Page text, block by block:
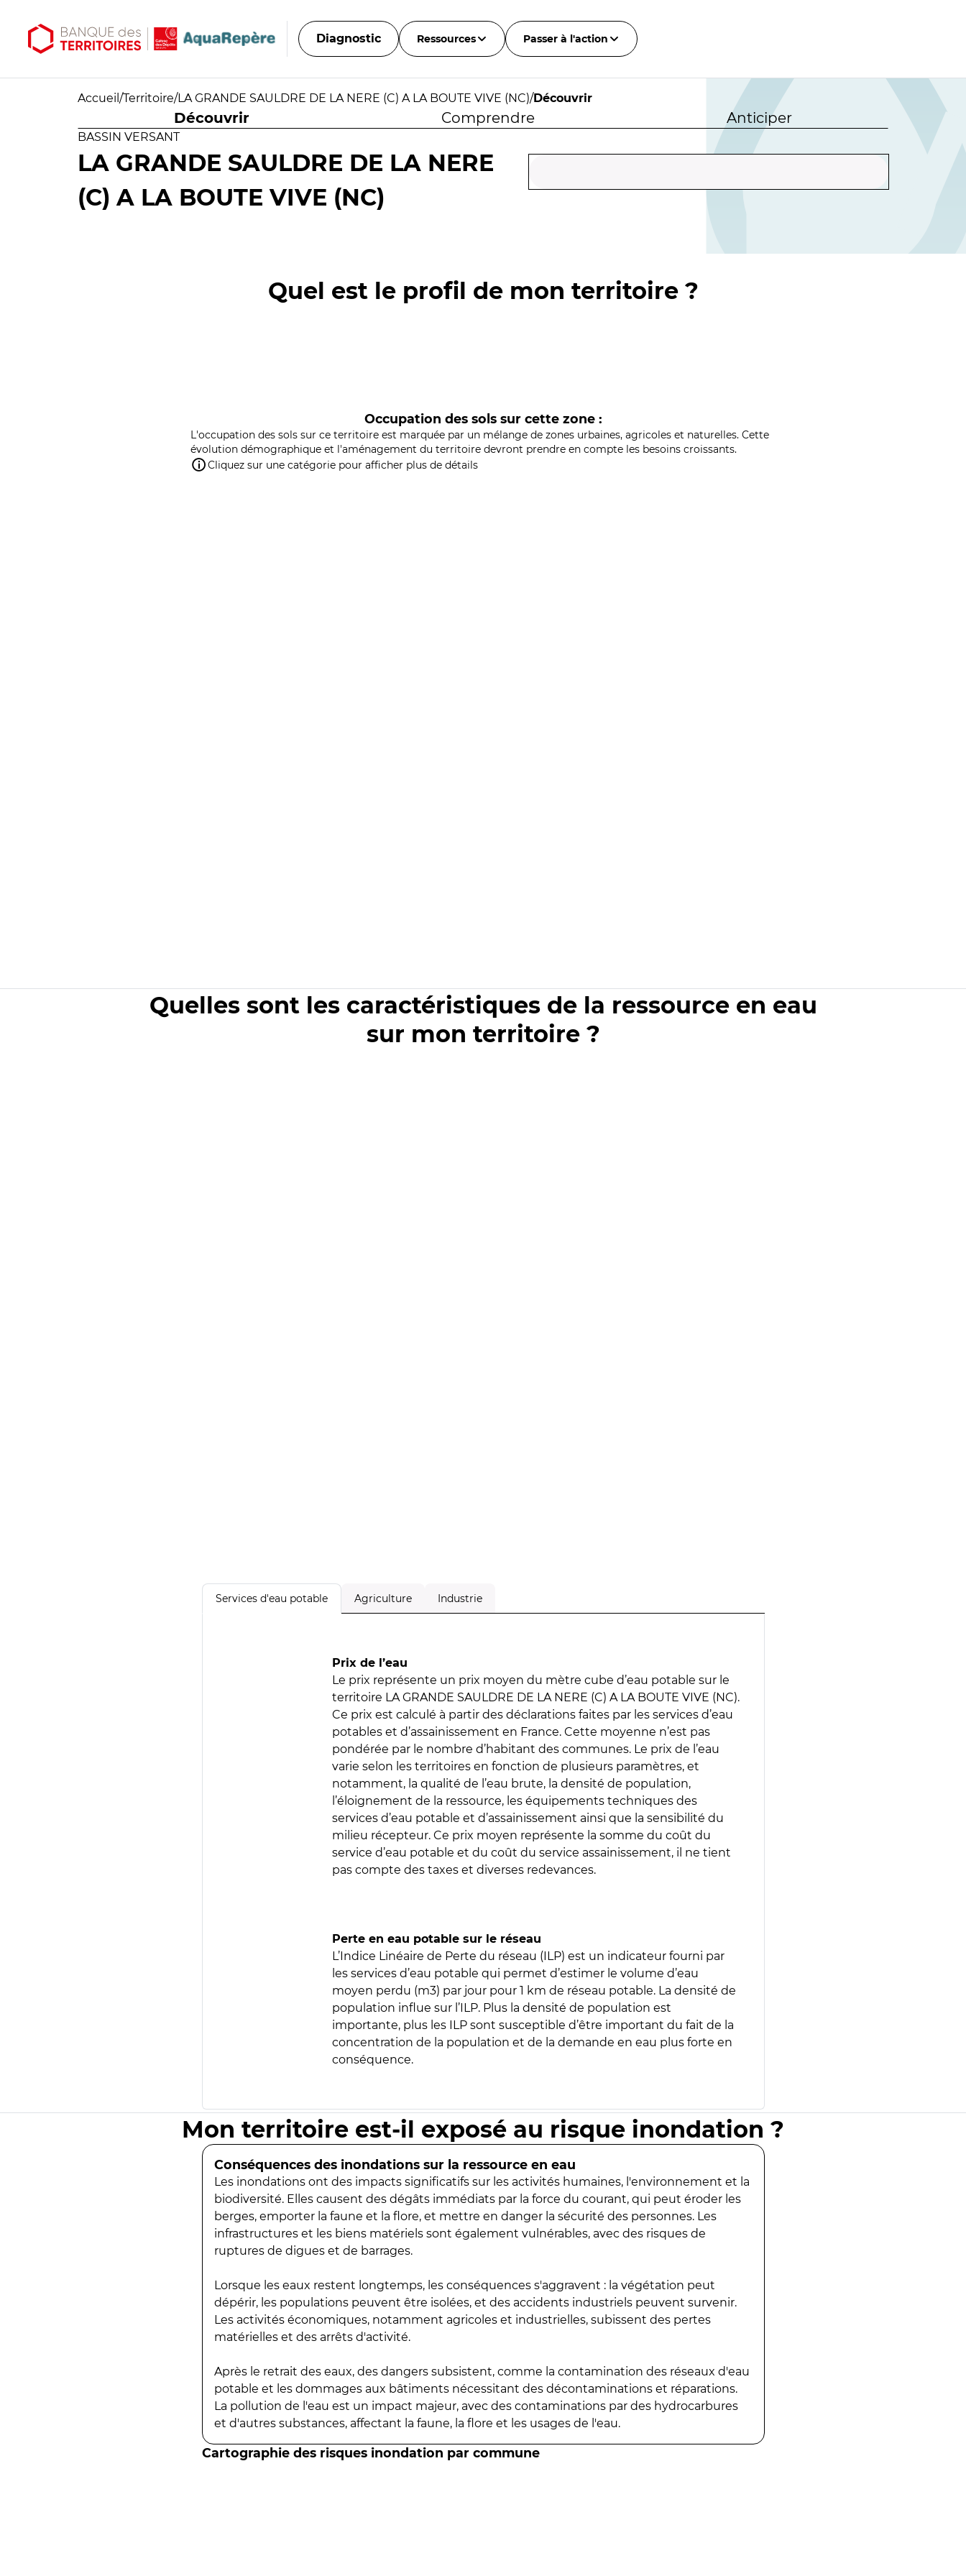
Diagnostic Ressources Passer à l'action
Accueil /Territoire/LA GRANDE SAULDRE DE LA NERE (C) A LA BOUTE VIVE (NC)/Découvrir
Découvrir Comprendre Anticiper
BASSIN VERSANT
LA GRANDE SAULDRE DE LA NERE
(C) A LA BOUTE VIVE (NC)
Quel est le profil de mon territoire ?
Occupation des sols sur cette zone :
L'occupation des sols sur ce territoire est marquée par un mélange de zones urbaines, agricoles et naturelles. Cette
évolution démographique et l'aménagement du territoire devront prendre en compte les besoins croissants.
Cliquez sur une catégorie pour afficher plus de détails
Quelles sont les caractéristiques de la ressource en eau
sur mon territoire ?
Services d'eau potable Agriculture Industrie
Prix de l’eau
Le prix représente un prix moyen du mètre cube d’eau potable sur le
territoire LA GRANDE SAULDRE DE LA NERE (C) A LA BOUTE VIVE (NC).
Ce prix est calculé à partir des déclarations faites par les services d’eau
potables et d’assainissement en France. Cette moyenne n’est pas
pondérée par le nombre d’habitant des communes. Le prix de l’eau
varie selon les territoires en fonction de plusieurs paramètres, et
notamment, la qualité de l’eau brute, la densité de population,
l’éloignement de la ressource, les équipements techniques des
services d’eau potable et d’assainissement ainsi que la sensibilité du
milieu récepteur. Ce prix moyen représente la somme du coût du
service d’eau potable et du coût du service assainissement, il ne tient
pas compte des taxes et diverses redevances.
Perte en eau potable sur le réseau
L’Indice Linéaire de Perte du réseau (ILP) est un indicateur fourni par
les services d’eau potable qui permet d’estimer le volume d’eau
moyen perdu (m3) par jour pour 1 km de réseau potable. La densité de
population influe sur l’ILP. Plus la densité de population est
importante, plus les ILP sont susceptible d’être important du fait de la
concentration de la population et de la demande en eau plus forte en
conséquence.
Mon territoire est-il exposé au risque inondation ?
Conséquences des inondations sur la ressource en eau
Les inondations ont des impacts significatifs sur les activités humaines, l'environnement et la
biodiversité. Elles causent des dégâts immédiats par la force du courant, qui peut éroder les
berges, emporter la faune et la flore, et mettre en danger la sécurité des personnes. Les
infrastructures et les biens matériels sont également vulnérables, avec des risques de
ruptures de digues et de barrages.
Lorsque les eaux restent longtemps, les conséquences s'aggravent : la végétation peut
dépérir, les populations peuvent être isolées, et des accidents industriels peuvent survenir.
Les activités économiques, notamment agricoles et industrielles, subissent des pertes
matérielles et des arrêts d'activité.
Après le retrait des eaux, des dangers subsistent, comme la contamination des réseaux d'eau
potable et les dommages aux bâtiments nécessitant des décontaminations et réparations.
La pollution de l'eau est un impact majeur, avec des contaminations par des hydrocarbures
et d'autres substances, affectant la faune, la flore et les usages de l'eau.
Cartographie des risques inondation par commune